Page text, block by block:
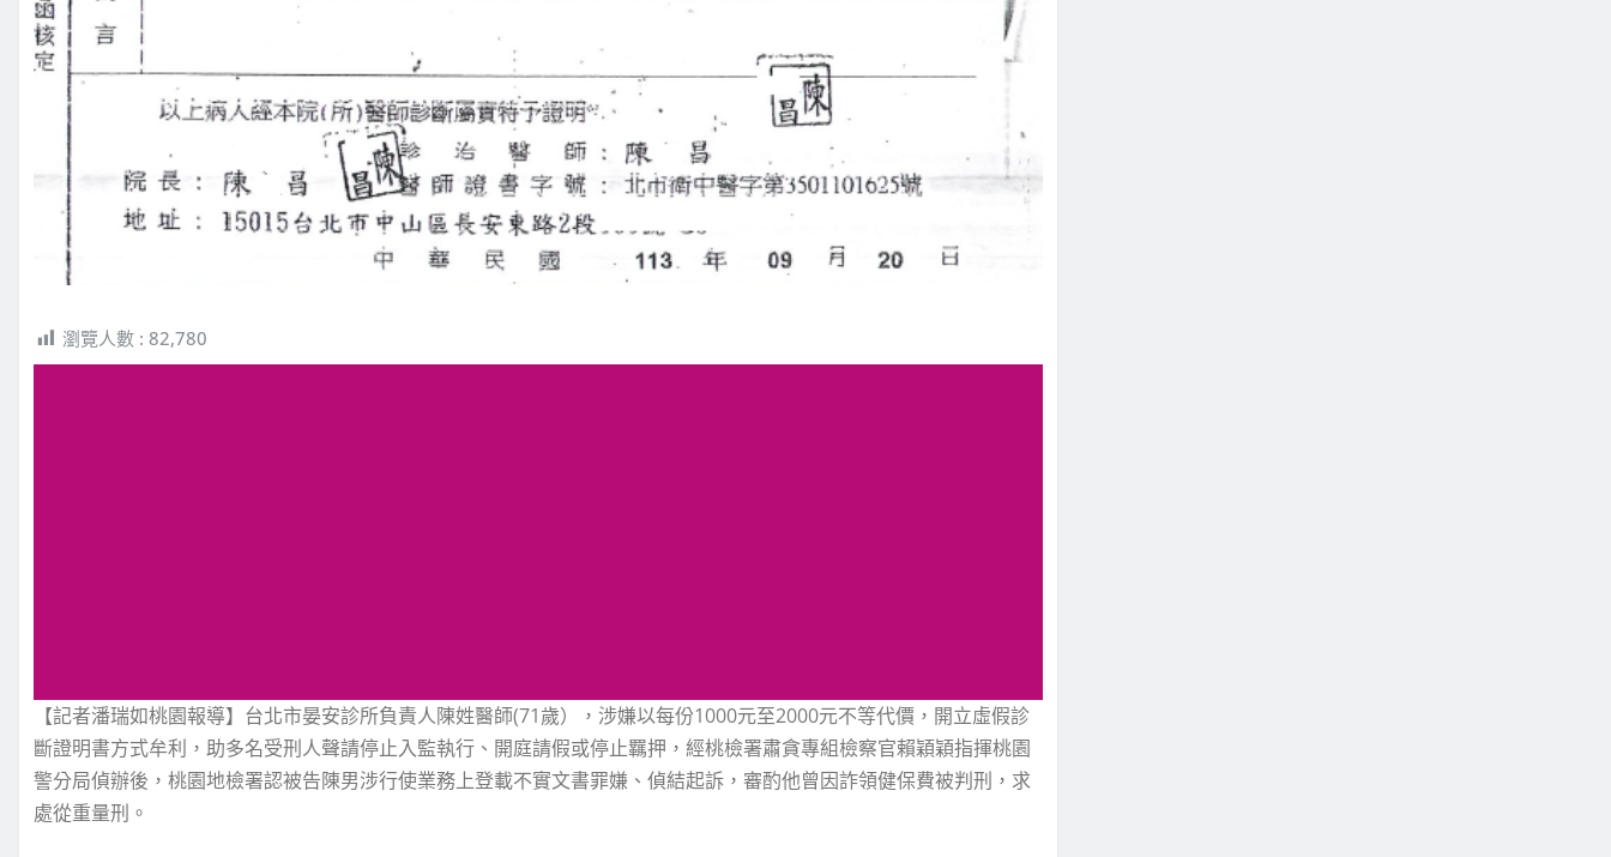
瀏覽人數 : 82,780
【記者潘瑞如桃園報導】台北市晏安診所負責人陳姓醫師(71歲），涉嫌以每份1000元至2000元不等代價，開立虛假診
斷證明書方式牟利，助多名受刑人聲請停止入監執行、開庭請假或停止羈押，經桃檢署肅貪專組檢察官賴穎穎指揮桃園
警分局偵辦後，桃園地檢署認被告陳男涉行使業務上登載不實文書罪嫌、偵結起訴，審酌他曾因詐領健保費被判刑，求
處從重量刑。